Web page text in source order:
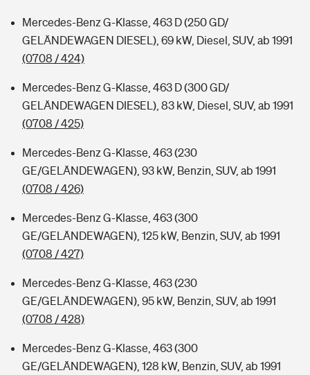
Mercedes-Benz G-Klasse, 463 D (250 GD/
GELÄNDEWAGEN DIESEL), 69 kW, Diesel, SUV, ab 1991
(0708 / 424)
Mercedes-Benz G-Klasse, 463 D (300 GD/
GELÄNDEWAGEN DIESEL), 83 kW, Diesel, SUV, ab 1991
(0708 / 425)
Mercedes-Benz G-Klasse, 463 (230
GE/GELÄNDEWAGEN), 93 kW, Benzin, SUV, ab 1991
(0708 / 426)
Mercedes-Benz G-Klasse, 463 (300
GE/GELÄNDEWAGEN), 125 kW, Benzin, SUV, ab 1991
(0708 / 427)
Mercedes-Benz G-Klasse, 463 (230
GE/GELÄNDEWAGEN), 95 kW, Benzin, SUV, ab 1991
(0708 / 428)
Mercedes-Benz G-Klasse, 463 (300
GE/GELÄNDEWAGEN), 128 kW, Benzin, SUV, ab 1991